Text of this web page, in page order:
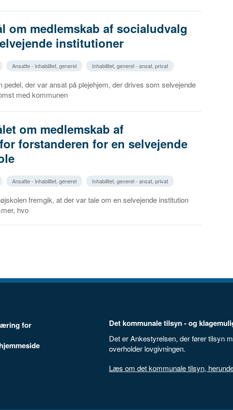
om medlemskab af socialudvalg
institutioner
Ansatte - inhabilitet, generel Inhabilitet, generel - ansat, privat
pedel, der var ansat på plejehjem, der drives som selvejende
med kommunen
om medlemskab af
forstanderen for en selvejende
Ansatte - inhabilitet, generel Inhabilitet, generel - ansat, privat
fremgik, at der var tale om en selvejende institution
hvo
for
Det kommunale tilsyn - og
Det er Ankestyrelsen, der fører tilsyn
overholder lovgivningen.
Læs om det kommunale tilsyn,